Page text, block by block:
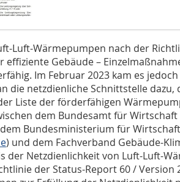
Luft-Wärmepumpen nach der
Gebäude –
Im Februar 2023 kam es
die netzdienliche Schnittstelle dazu,
Liste der förderfähigen
dem Bundesamt für
Bundesministerium für
) und dem Fachverband Gebäude-
der Netzdienlichkeit von Luft-Luft-
der Status-Report 60 / Version